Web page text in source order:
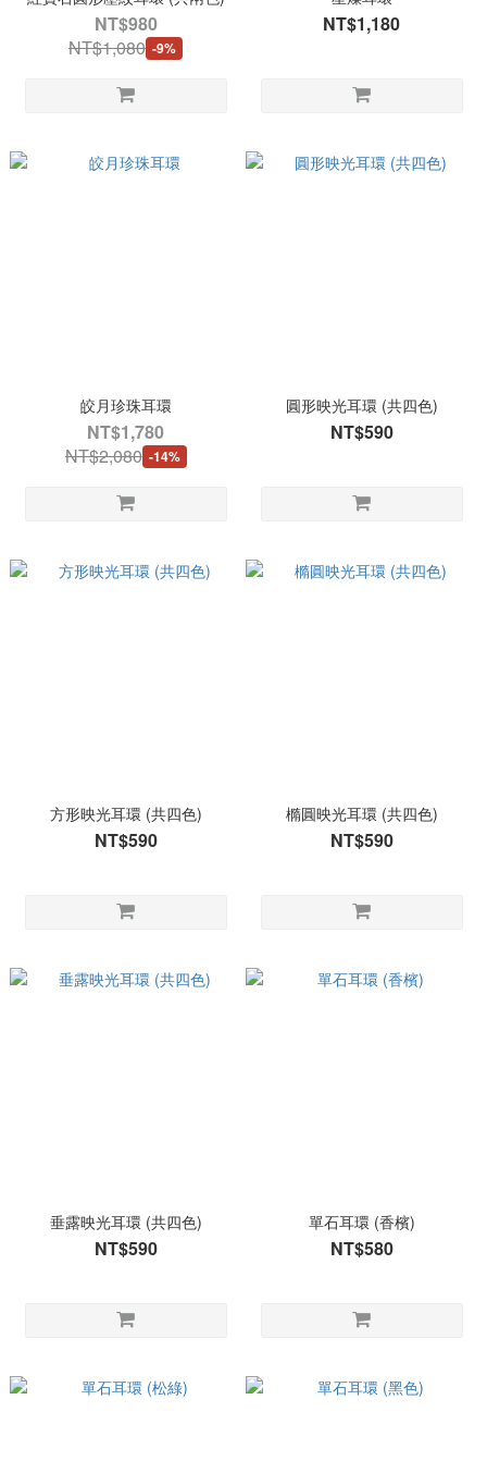
NT$980
NT$1,080 -9%
NT$1,180
皎月珍珠耳環
NT$1,780
NT$2,080 -14%
圓形映光耳環 (共四色)
NT$590
方形映光耳環 (共四色)
NT$590
橢圓映光耳環 (共四色)
NT$590
垂露映光耳環 (共四色)
NT$590
單石耳環 (香檳)
NT$580